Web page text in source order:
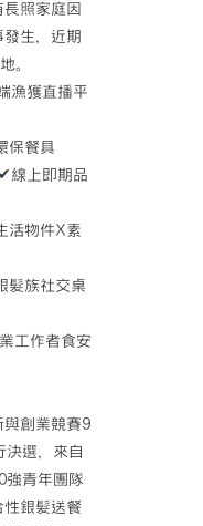
照家庭因
生，近期
。
漁獲直播平
保餐具
線上即期品
活物件X素
髮族社交桌
工作者食安
與創業競賽9
決選，來自
強青年團隊
性銀髮送餐